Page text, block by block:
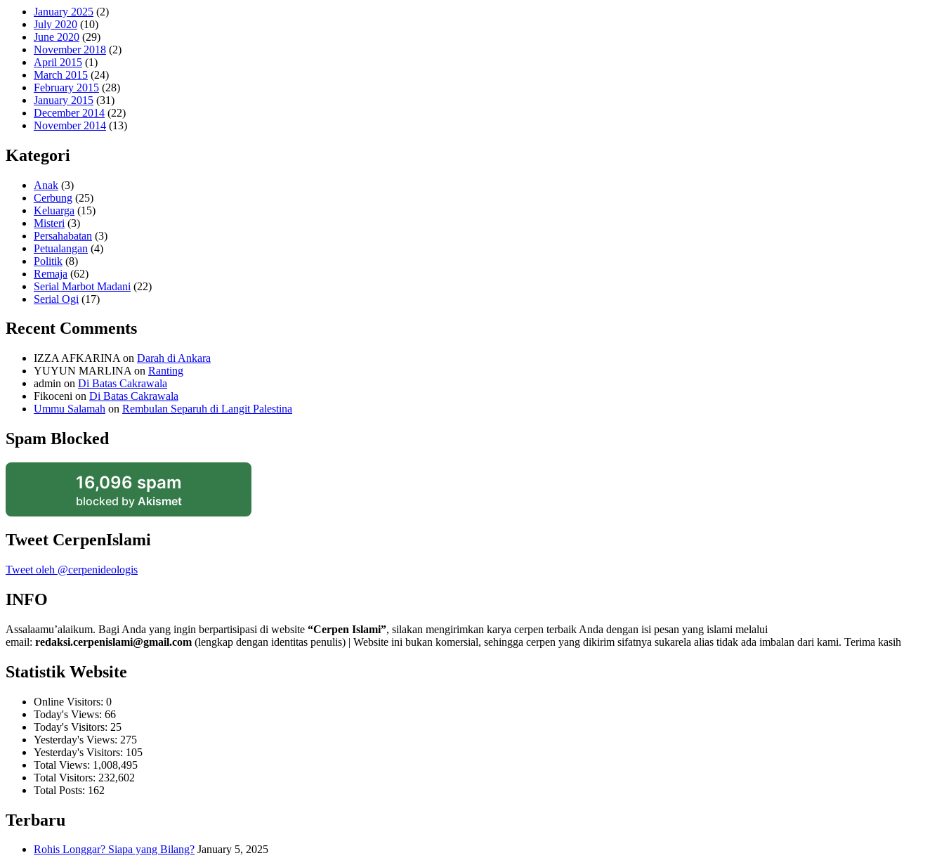
January 2025 (2)
July 2020 (10)
June 2020 (29)
November 2018 (2)
April 2015 (1)
March 2015 (24)
February 2015 (28)
January 2015 (31)
December 2014 (22)
November 2014 (13)
Kategori
Anak (3)
Cerbung (25)
Keluarga (15)
Misteri (3)
Persahabatan (3)
Petualangan (4)
Politik (8)
Remaja (62)
Serial Marbot Madani (22)
Serial Ogi (17)
Recent Comments
IZZA AFKARINA on Darah di Ankara
YUYUN MARLINA on Ranting
admin on Di Batas Cakrawala
Fikoceni on Di Batas Cakrawala
Ummu Salamah on Rembulan Separuh di Langit Palestina
Spam Blocked
16,096 spam
blocked by Akismet
Tweet CerpenIslami
Tweet oleh @cerpenideologis
INFO
Assalaamu’alaikum. Bagi Anda yang ingin berpartisipasi di website “Cerpen Islami”, silakan mengirimkan karya cerpen terbaik Anda dengan isi pesan yang islami melalui
email: redaksi.cerpenislami@gmail.com (lengkap dengan identitas penulis) | Website ini bukan komersial, sehingga cerpen yang dikirim sifatnya sukarela alias tidak ada imbalan dari kami. Terima kasih
Statistik Website
Online Visitors: 0
Today's Views: 66
Today's Visitors: 25
Yesterday's Views: 275
Yesterday's Visitors: 105
Total Views: 1,008,495
Total Visitors: 232,602
Total Posts: 162
Terbaru
Rohis Longgar? Siapa yang Bilang? January 5, 2025